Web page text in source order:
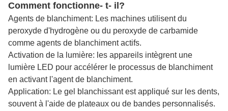
Comment fonctionne- t- il?
Agents de blanchiment: Les machines utilisent du
peroxyde d'hydrogène ou du peroxyde de carbamide
comme agents de blanchiment actifs.
Activation de la lumière: les appareils intègrent une
lumière LED pour accélérer le processus de blanchiment
en activant l'agent de blanchiment.
Application: Le gel blanchissant est appliqué sur les dents,
souvent à l'aide de plateaux ou de bandes personnalisés.